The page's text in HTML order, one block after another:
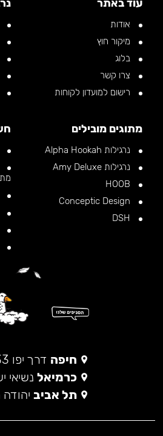
עוד באתר
אודות
מיקור חוץ
בלוג
צרו קשר
רישום למועדון לקוחות
מתוגים מובילים
נרגילות Alpha Hookah
נרגילות Amy Deluxe
חיפה דרך יפו 33
כרמיאל נשיאי
תל אביב יהודה